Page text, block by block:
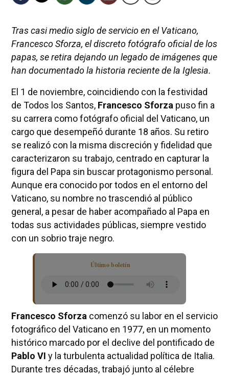
Tras casi medio siglo de servicio en el Vaticano,
Francesco Sforza, el discreto fotógrafo oficial de los
papas, se retira dejando un legado de imágenes que
han documentado la historia reciente de la Iglesia.
El 1 de noviembre, coincidiendo con la festividad
de Todos los Santos, Francesco Sforza puso fin a
su carrera como fotógrafo oficial del Vaticano, un
cargo que desempeñó durante 18 años. Su retiro
se realizó con la misma discreción y fidelidad que
caracterizaron su trabajo, centrado en capturar la
figura del Papa sin buscar protagonismo personal.
Aunque era conocido por todos en el entorno del
Vaticano, su nombre no trascendió al público
general, a pesar de haber acompañado al Papa en
todas sus actividades públicas, siempre vestido
con un sobrio traje negro.
Último boletín
Francesco Sforza comenzó su labor en el servicio
fotográfico del Vaticano en 1977, en un momento
histórico marcado por el declive del pontificado de
Pablo VI y la turbulenta actualidad política de Italia.
Durante tres décadas, trabajó junto al célebre